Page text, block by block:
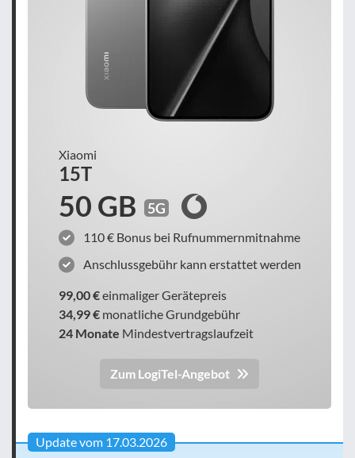
Xiaomi
15T
50 GB 5G
110 € Bonus bei Rufnummernmitnahme
Anschlussgebühr kann erstattet werden
99,00 €einmaliger Gerätepreis
34,99 € monatliche Grundgebühr
24 Monate Mindestvertragslaufzeit
Zum LogiTel-Angebot
Update vom 17.03.2026